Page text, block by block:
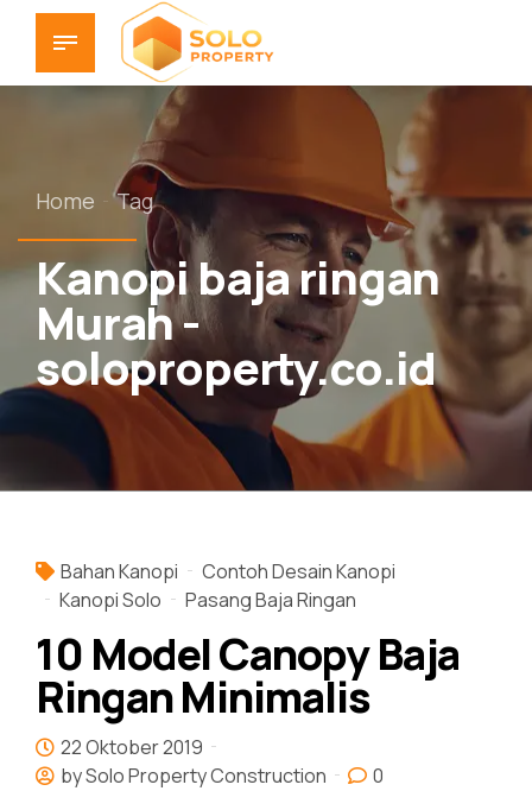
Home Tag
Kanopi baja ringan
Murah -
soloproperty.co.id
Bahan Kanopi
Contoh Desain Kanopi
Kanopi Solo
Pasang Baja Ringan
10 Model Canopy Baja
Ringan Minimalis
22 Oktober 2019
by Solo Property Construction
0